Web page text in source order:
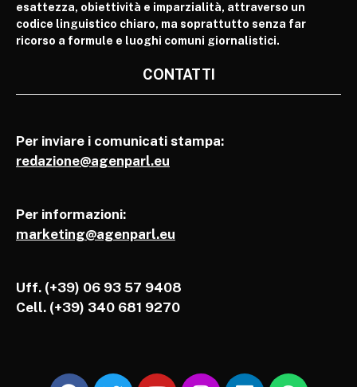
esattezza, obiettività e imparzialità, attraverso un
codice linguistico chiaro, ma soprattutto senza far
ricorso a formule e luoghi comuni giornalistici.
CONTATTI
Per inviare i comunicati stampa:
redazione@agenparl.eu
Per informazioni:
marketing@agenparl.eu
Uff. (+39) 06 93 57 9408
Cell. (+39) 340 681 9270